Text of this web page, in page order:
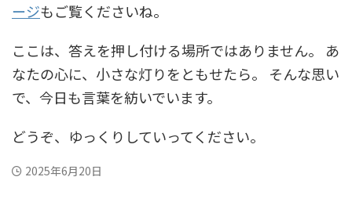
ージもご覧くださいね。
ここは、答えを押し付ける場所ではありません。 あ
なたの心に、小さな灯りをともせたら。 そんな思い
で、今日も言葉を紡いでいます。
どうぞ、ゆっくりしていってください。
2025年6月20日